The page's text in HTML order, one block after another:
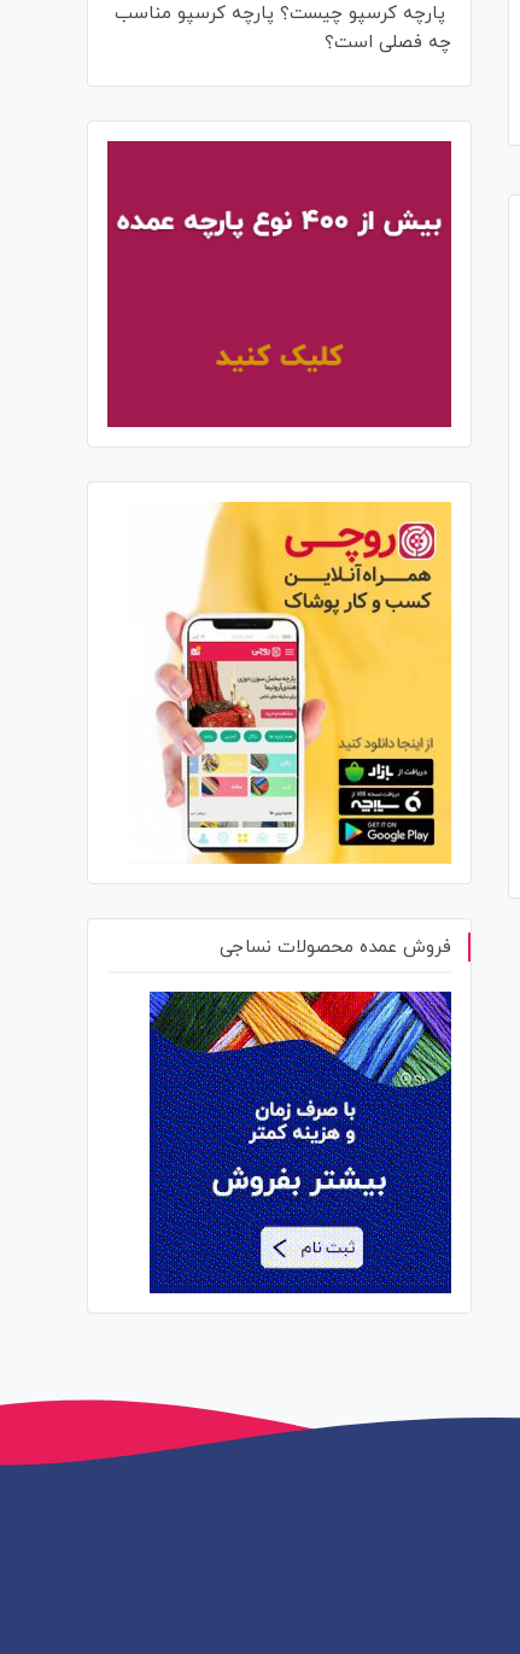
مرتبط بین المللی (ایران تکس)
برگزار می شود؟
پارچه کرسپو چیست؟ پارچه کرسپو مناسب
چه فصلی است؟
فروش عمده محصولات نساجی